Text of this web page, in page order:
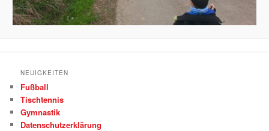
NEUIGKEITEN
Fußball
Tischtennis
Gymnastik
Datenschutzerklärung